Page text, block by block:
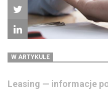
W ARTYKULE
Leasing — informacje